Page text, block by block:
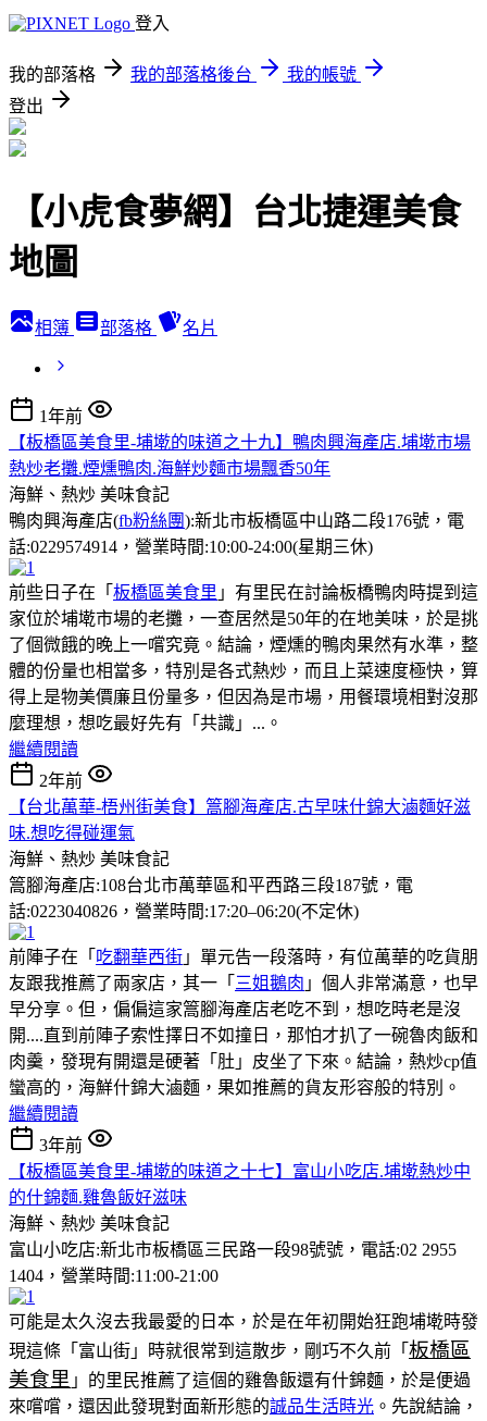
登入
我的部落格 我的部落格後台
我的帳號
登出
【小虎食夢網】台北捷運美食
地圖
相簿 部落格 名片
1年前
【板橋區美食里-埔墘的味道之十九】鴨肉興海產店.埔墘市場
熱炒老攤.煙燻鴨肉.海鮮炒麵市場飄香50年
海鮮、熱炒 美味食記
鴨肉興海產店(fb粉絲團):新北市板橋區中山路二段176號，電
話:0229574914，營業時間:10:00-24:00(星期三休)
前些日子在「 板橋區美食里 」有里民在討論板橋鴨肉時提到這
家位於埔墘市場的老攤，一查居然是50年的在地美味，於是挑
了個微餓的晚上一嚐究竟。結論，煙燻的鴨肉果然有水準，整
體的份量也相當多，特別是各式熱炒，而且上菜速度極快，算
得上是物美價廉且份量多，但因為是市場，用餐環境相對沒那
麼理想，想吃最好先有「共識」...。
繼續閱讀
2年前
【台北萬華-梧州街美食】篙腳海產店.古早味什錦大滷麵好滋
味.想吃得碰運氣
海鮮、熱炒 美味食記
篙腳海產店:108台北市萬華區和平西路三段187號，電
話:0223040826，營業時間:17:20–06:20(不定休)
前陣子在「 吃翻華西街 」單元告一段落時，有位萬華的吃貨朋
友跟我推薦了兩家店，其一「 三姐鵝肉 」個人非常滿意，也早
早分享。但，偏偏這家篙腳海產店老吃不到，想吃時老是沒
開....直到前陣子索性擇日不如撞日，那怕才扒了一碗魯肉飯和
肉羹，發現有開還是硬著「肚」皮坐了下來。結論，熱炒cp值
蠻高的，海鮮什錦大滷麵，果如推薦的貨友形容般的特別。
繼續閱讀
3年前
【板橋區美食里-埔墘的味道之十七】富山小吃店.埔墘熱炒中
的什錦麵.雞魯飯好滋味
海鮮、熱炒 美味食記
富山小吃店:新北市板橋區三民路一段98號號，電話:02 2955
1404，營業時間:11:00-21:00
可能是太久沒去我最愛的日本，於是在年初開始狂跑埔墘時發
現這條「富山街」時就很常到這散步，剛巧不久前「 板橋區
美食里 」的里民推薦了這個的雞魯飯還有什錦麵，於是便過
來嚐嚐，還因此發現對面新形態的誠品生活時光 。先說結論，